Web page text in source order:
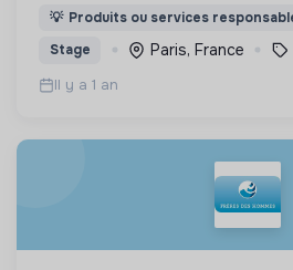
révolutionne la mobilité
💡 Produits ou services
Stage
Paris, France
Il y a 1 an